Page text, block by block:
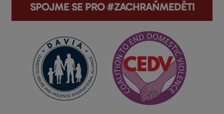
SPOJME SE PRO #ZACHRAŇMEDĚTI